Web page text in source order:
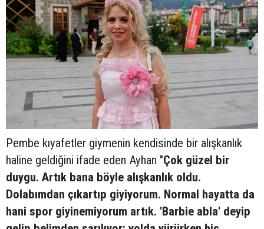
Pembe kıyafetler giymenin kendisinde bir alışkanlık
haline geldiğini ifade eden Ayhan "Çok güzel bir
duygu. Artık bana böyle alışkanlık oldu.
Dolabımdan çıkartıp giyiyorum. Normal hayatta da
hani spor giyinemiyorum artık. 'Barbie abla' deyip